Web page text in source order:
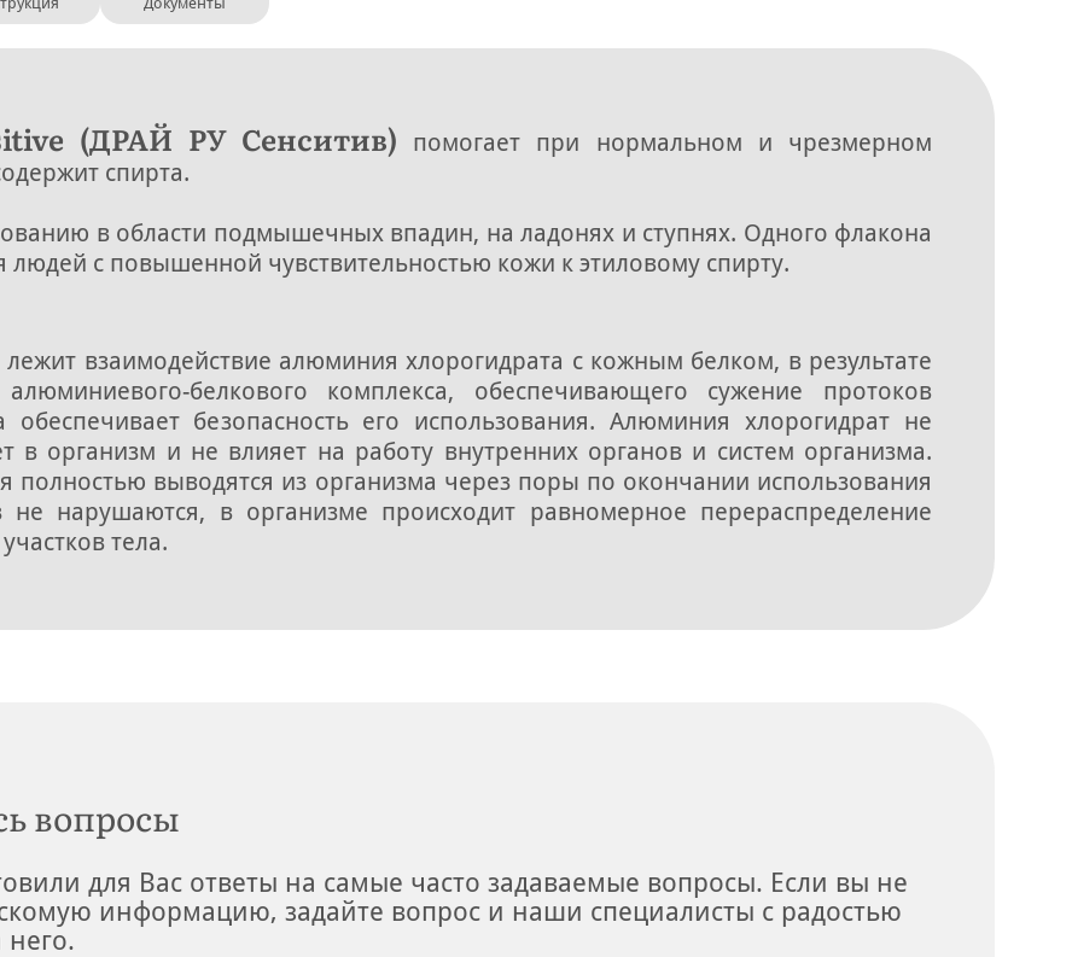
(ДРАЙ РУ Сенситив) помогает при нормальном и чрезмерном
спирта.
в области подмышечных впадин, на ладонях и ступнях. Одного флакона
людей с повышенной чувствительностью кожи к этиловому спирту.
лежит взаимодействие алюминия хлорогидрата с кожным белком, в результате
белкового комплекса, обеспечивающего сужение протоков
безопасность его использования. Алюминия хлорогидрат не
в организм и не влияет на работу внутренних органов и систем организма.
выводятся из организма через поры по окончании использования
не нарушаются, в организме происходит равномерное перераспределение
тела.
вопросы
для Вас ответы на самые часто задаваемые вопросы. Если вы не
информацию, задайте вопрос и наши специалисты с радостью
него.